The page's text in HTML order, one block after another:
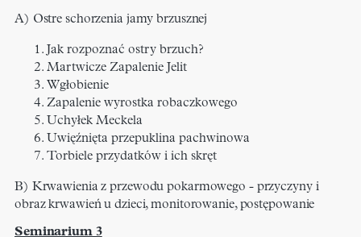
A) Ostre schorzenia jamy brzusznej​
Jak rozpoznać ostry brzuch?
Martwicze Zapalenie Jelit​
Wgłobienie​
Zapalenie wyrostka robaczkowego​
Uchyłek Meckela​
Uwięźnięta przepuklina pachwinowa
Torbiele przydatków i ich skręt
B) Krwawienia z przewodu pokarmowego - przyczyny i
obraz krwawień u dzieci, monitorowanie, postępowanie ​
Seminarium 3